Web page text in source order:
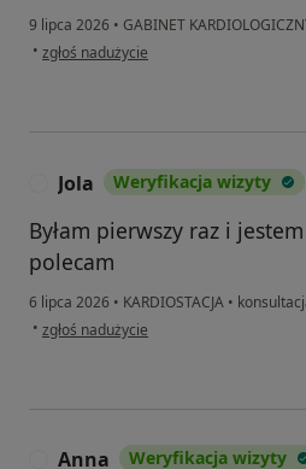
9 lipca 2026 • GABINET
• w opinii użytkownika Ania
zgłoś nadużycie
Jola Weryfikacja wizyty
Byłam pierwszy raz i
polecam
6 lipca 2026 • KARDIOSTACJA •
• w opinii użytkownika Jola
zgłoś nadużycie
Anna Weryfikacja wizyty